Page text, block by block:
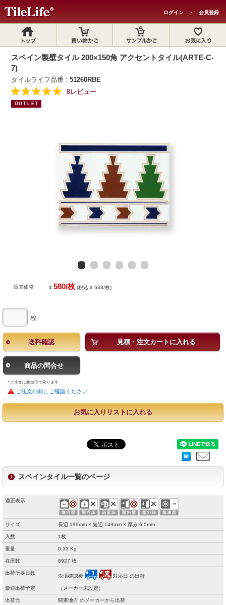
ログイン ・ 会員登録
スペイン製壁タイル 200×150角 アクセントタイル(ARTE-C-
7)
タイルライフ品番 :51260RBE
8レビュー
OUTLET
販売価格 ¥580/枚 (税込 ¥ 638/枚)
枚
送料確認 見積・注文カートに入れる
商品の問合せ
* ご注文は枚単位で承ります
ご注文の前にご確認ください
お気に入りリストに入れる
スペインタイル一覧のページ
適正表示
サイズ 長辺:199mm × 短辺:149mm × 厚み:6.5mm
入数 1枚
重量 0.33 Kg
在庫数 8927 枚
出荷所要日数
決済確認後 対応日 の出荷
最短出荷予定 （メーカー未設定）
出荷元 関東地方 のメーカーから出荷